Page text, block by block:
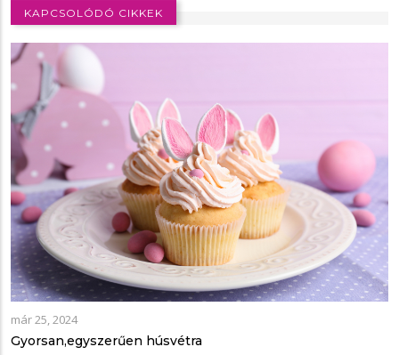
KAPCSOLÓDÓ CIKKEK
már 25, 2024
Gyorsan,egyszerűen húsvétra